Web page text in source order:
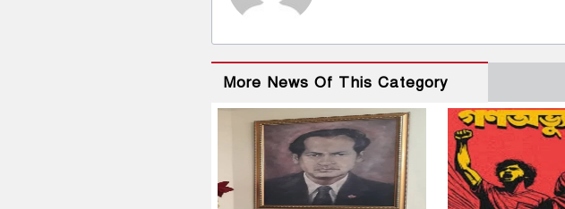
More News Of This Category